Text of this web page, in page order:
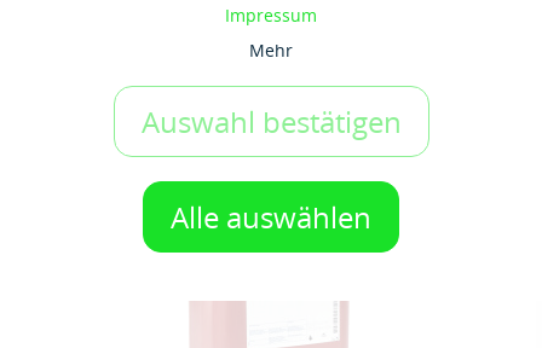
Impressum
Mehr
Auswahl bestätigen
Alle auswählen